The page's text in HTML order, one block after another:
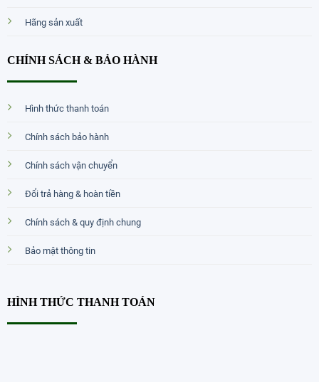
Hãng sản xuất
CHÍNH SÁCH & BẢO HÀNH
Hình thức thanh toán
Chính sách bảo hành
Chính sách vận chuyển
Đổi trả hàng & hoàn tiền
Chính sách & quy định chung
Bảo mật thông tin
HÌNH THỨC THANH TOÁN